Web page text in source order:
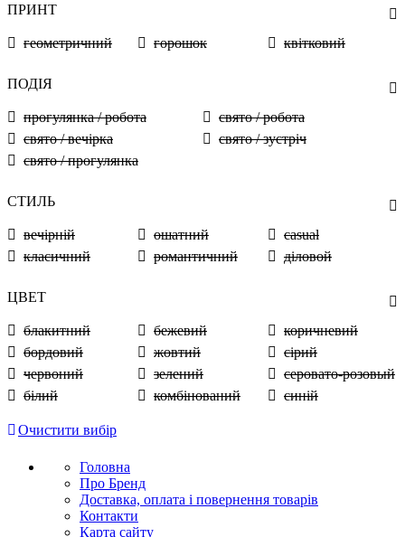
ПРИНТ
геометричний горошок квітковий
ПОДІЯ
прогулянка / робота
свято / вечірка
свято / прогулянка
свято / робота
свято / зустріч
СТИЛЬ
вечірній
класичний
ошатний
романтичний
casual
діловой
ЦВЕТ
блакитний
бордовий
червоний
білий
бежевий
жовтий
зелений
комбінований
коричневий
сірий
серовато-розовый
синій
Очистити вибір
Головна
Про Бренд
Доставка, оплата і повернення товарів
Контакти
Карта сайту